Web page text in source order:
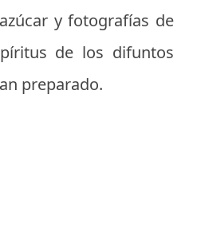
y fotografías de
de los difuntos
preparado.